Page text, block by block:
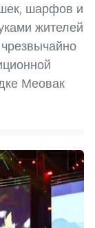
шарфов и
жителей
Меовак